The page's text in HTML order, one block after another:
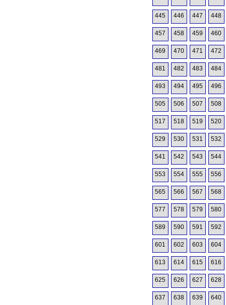
445 446 447 448
457 458 459 460
469 470 471 472
481 482 483 484
493 494 495 496
505 506 507 508
517 518 519 520
529 530 531 532
541 542 543 544
553 554 555 556
565 566 567 568
577 578 579 580
589 590 591 592
601 602 603 604
613 614 615 616
625 626 627 628
637 638 639 640